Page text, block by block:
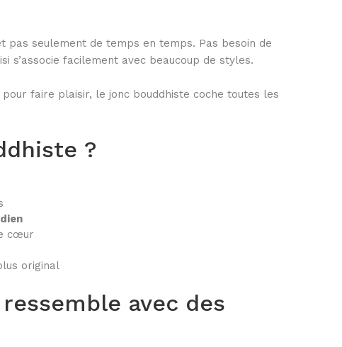
pas seulement de temps en temps. Pas besoin de
s’associe facilement avec beaucoup de styles.
faire plaisir, le jonc bouddhiste coche toutes les
?
cœur
original
avec des